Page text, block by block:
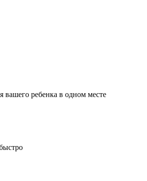
вашего ребенка в одном месте